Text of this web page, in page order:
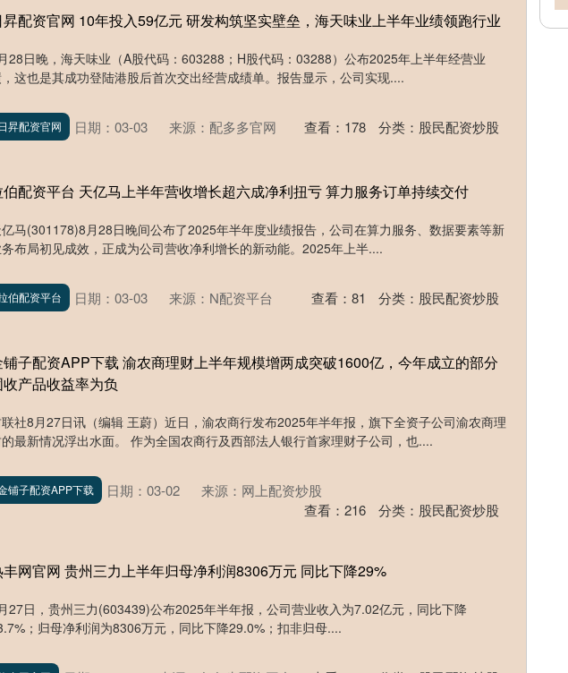
昇配资官网 10年投入59亿元 研发构筑坚实壁垒，海天味业上半年业绩领跑行业
28日晚，海天味业（A股代码：603288；H股代码：03288）公布2025年上半年经营业
这也是其成功登陆港股后首次交出经营成绩单。报告显示，公司实现....
日昇配资官网 日期：03-03 来源：配多多官网 查看： 178 分类： 股民配资炒股
配资平台 天亿马上半年营收增长超六成净利扭亏 算力服务订单持续交付
马(301178)8月28日晚间公布了2025年半年度业绩报告，公司在算力服务、数据要素等新
布局初见成效，正成为公司营收净利增长的新动能。2025年上半....
伯配资平台 日期：03-03 来源：N配资平台 查看： 81 分类： 股民配资炒股
子配资APP下载 渝农商理财上半年规模增两成突破1600亿，今年成立的部分
收产品收益率为负
社8月27日讯（编辑 王蔚）近日，渝农商行发布2025年半年报，旗下全资子公司渝农商理
最新情况浮出水面。 作为全国农商行及西部法人银行首家理财子公司，也....
铺子配资APP下载 日期：03-02
来源：网上配资炒股
查看： 216 分类： 股民配资炒股
网官网 贵州三力上半年归母净利润8306万元 同比下降29%
27日，贵州三力(603439)公布2025年半年报，公司营业收入为7.02亿元，同比下降
；归母净利润为8306万元，同比下降29.0%；扣非归母....